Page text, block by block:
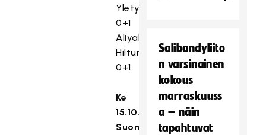
Yletyinen
0+1
Aliyah
Hiltunen
0+1
Ke
15.10.
Suomi
Salibandyliito
n varsinainen
kokous
marraskuuss
a – näin
tapahtuvat